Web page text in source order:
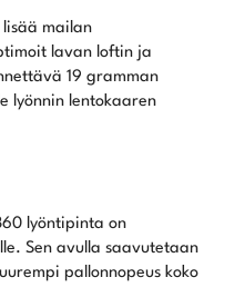
lisää mailan
lavan loftin ja
19 gramman
lyönnin lentokaaren
lyöntipinta on
Sen avulla saavutetaan
pallonnopeus koko